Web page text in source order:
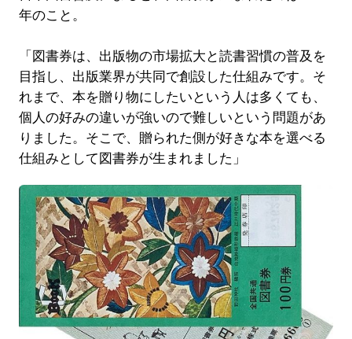
年のこと。
「図書券は、出版物の市場拡大と読書習慣の普及を
目指し、出版業界が共同で創設した仕組みです。そ
れまで、本を贈り物にしたいという人は多くても、
個人の好みの違いが強いので難しいという問題があ
りました。そこで、贈られた側が好きな本を選べる
仕組みとして図書券が生まれました」